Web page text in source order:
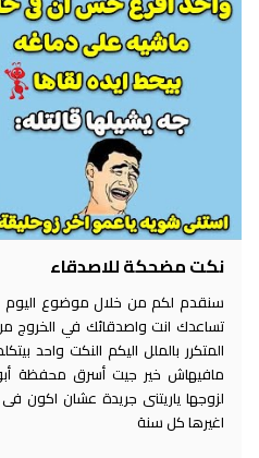
نكت مضحكة للاصدقاء
سنقدم لكم من خلال موضوع اليوم
تساعدك انت واصدقائك في الخروج من
المتكرر بالملل اليكم النكت واحد
مافيهاش خير جيت أسرق محفظة
لزوجها ياريتنى جريدة عشان اكون
اغيرها كل سنة